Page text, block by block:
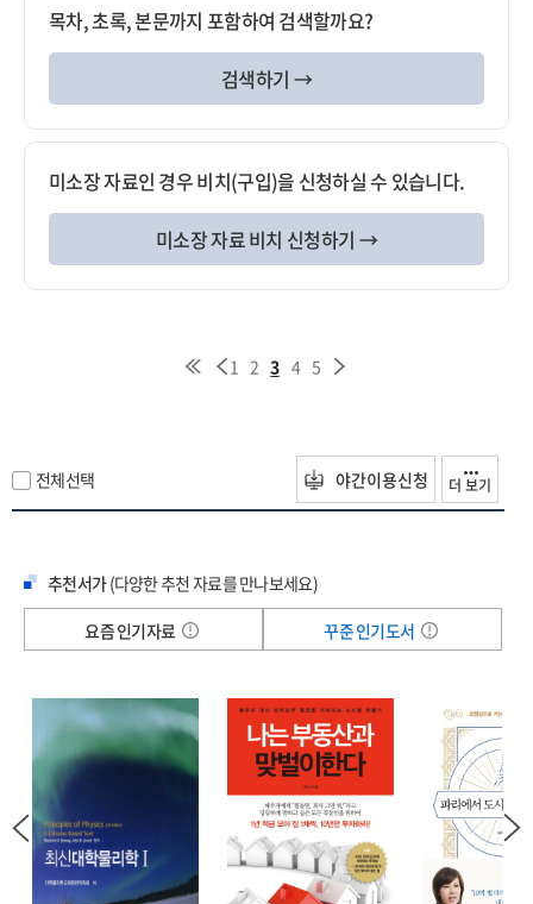
목차, 초록, 본문까지 포함하여 검색할까요?
검색하기 →
미소장 자료인 경우 비치(구입)을 신청하실 수 있습니다.
미소장 자료 비치 신청하기 →
1 2 3 4 5
전체선택 야간이용신청 더 보기
추천서가(다양한 추천 자료를 만나보세요)
요즘 인기자료
꾸준 인기도서